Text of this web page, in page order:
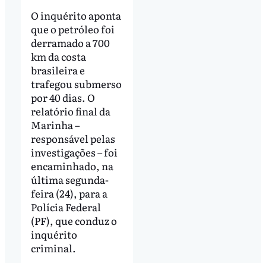
O inquérito aponta
que o petróleo foi
derramado a 700
km da costa
brasileira e
trafegou submerso
por 40 dias. O
relatório final da
Marinha –
responsável pelas
investigações – foi
encaminhado, na
última segunda-
feira (24), para a
Polícia Federal
(PF), que conduz o
inquérito
criminal.